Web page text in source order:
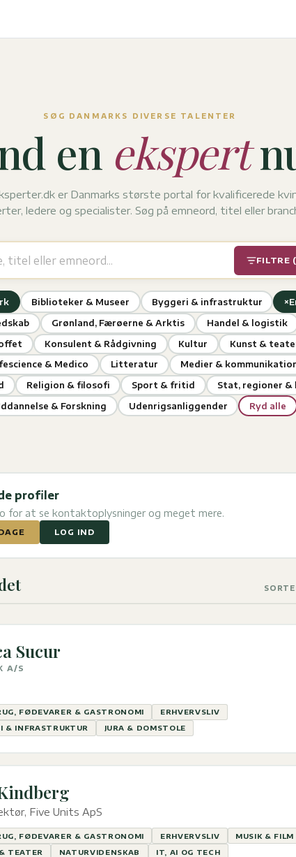
SØG DANMARKS DIVERSE TALENTER
en ekspert
er Danmarks største portal for kvalificerede
ledere og specialister. Søg på emneord, titel eller
FILTRE
Biblioteker & Museer Byggeri & infrastruktur ×
Grønland, Færøerne & Arktis Handel & logistik
Konsulent & Rådgivning Kultur Kunst &
& Medico Litteratur Medier &
Religion & filosofi Sport & fritid Stat, regioner &
& Forskning
Udenrigsanliggender Ryd alle
profiler
for at se kontaktoplysninger og meget mere.
LOG IND
Sucur
A/S
FØDEVARER & GASTRONOMI
ERHVERVSLIV
& INFRASTRUKTUR
JURA & DOMSTOLE
Five Units ApS
FØDEVARER & GASTRONOMI ERHVERVSLIV
MUSIK & FILM
TEATER
NATURVIDENSKAB IT, AI OG TECH